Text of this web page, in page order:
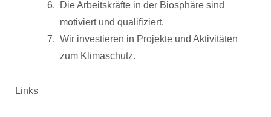
Die Arbeitskräfte in der Biosphäre sind
motiviert und qualifiziert.
Wir investieren in Projekte und Aktivitäten
zum Klimaschutz.
Links